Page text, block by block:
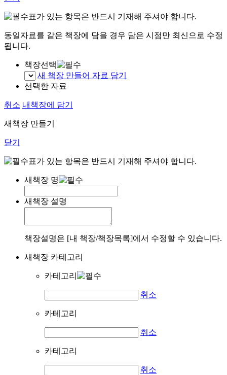
표가 있는 항목은 반드시 기재해 주셔야 합니다.
동일자료를 같은 책장에 담을 경우 담은 시점만 최신으로 수정
됩니다.
책장선택
새 책장 만들어 자료 담기
선택한 자료
취소 내책장에 담기
새책장 만들기
닫기
표가 있는 항목은 반드시 기재해 주셔야 합니다.
새책장 명
새책장 설명
책장설명은 [내 책장/책장목록]에서 수정할 수 있습니다.
새책장 카테고리
카테고리
취소
카테고리
취소
카테고리
취소